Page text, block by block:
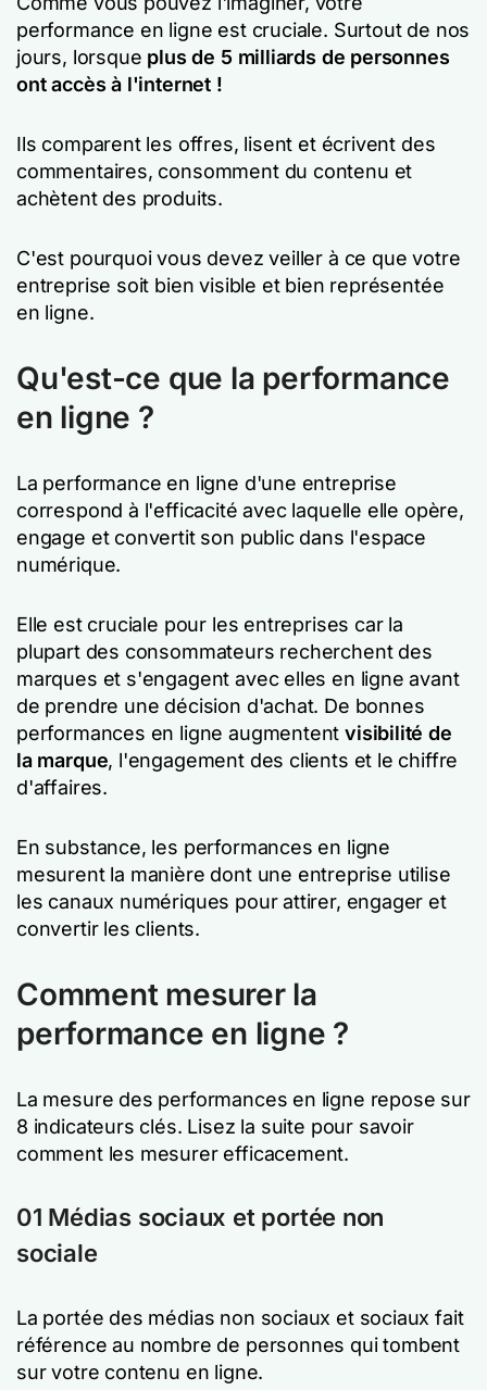
performance en ligne est cruciale. Surtout de nos
jours, lorsque plus de 5 milliards de personnes
ont accès à l'internet !
Ils comparent les offres, lisent et écrivent des
commentaires, consomment du contenu et
achètent des produits.
C'est pourquoi vous devez veiller à ce que votre
entreprise soit bien visible et bien représentée
en ligne.
Qu'est-ce que la performance
en ligne ?
La performance en ligne d'une entreprise
correspond à l'efficacité avec laquelle elle opère,
engage et convertit son public dans l'espace
numérique.
Elle est cruciale pour les entreprises car la
plupart des consommateurs recherchent des
marques et s'engagent avec elles en ligne avant
de prendre une décision d'achat. De bonnes
performances en ligne augmententvisibilité de
la marque, l'engagement des clients et le chiffre
d'affaires.
En substance, les performances en ligne
mesurent la manière dont une entreprise utilise
les canaux numériques pour attirer, engager et
convertir les clients.
Comment mesurer la
performance en ligne ?
La mesure des performances en ligne repose sur
8 indicateurs clés. Lisez la suite pour savoir
comment les mesurer efficacement.
01 Médias sociaux et portée non
sociale
La portée des médias non sociaux et sociaux fait
référence au nombre de personnes qui tombent
sur votre contenu en ligne.